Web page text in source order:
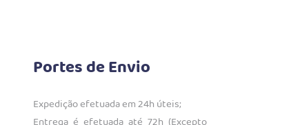
Portes de Envio
Expedição efetuada em 24h úteis;